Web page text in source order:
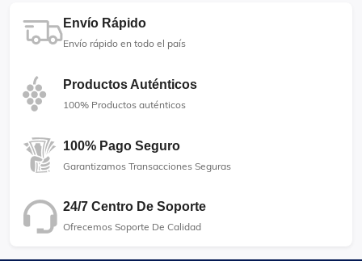
Envío Rápido
Envío rápido en todo el país
Productos Auténticos
100% Productos auténticos
100% Pago Seguro
Garantizamos Transacciones Seguras
24/7 Centro De Soporte
Ofrecemos Soporte De Calidad